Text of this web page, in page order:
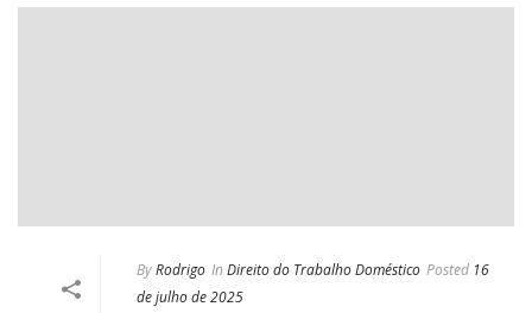
ByRodrigo In Direito do Trabalho Doméstico Posted 16
de julho de 2025